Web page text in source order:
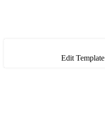
Edit Template